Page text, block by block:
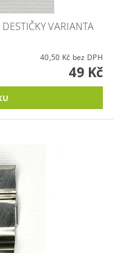
VARIANTA
40,50 Kč bez DPH
49 Kč